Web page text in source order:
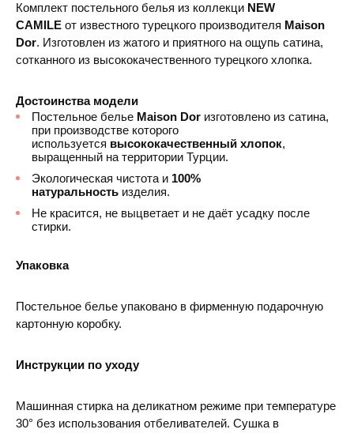
Комплект постельного белья из коллекци NEW
CAMILE от известного турецкого производителя Maison
Dor​. Изготовлен из жатого и приятного на ощупь сатина,
сотканного из высококачественного турецкого хлопка.
Достоинства модели
Постельное белье Maison Dor изготовлено из сатина,
при производстве которого
используется высококачественный хлопок,
выращенный на территории Турции.
Экологическая чистота и 100%
натуральность изделия.
Не красится, не выцветает и не даёт усадку после
стирки.
Упаковка
Постельное белье упаковано в фирменную подарочную
картонную коробку.
Инструкции по уходу
Машинная стирка на деликатном режиме при температуре
30° без использования отбеливателей. Сушка в